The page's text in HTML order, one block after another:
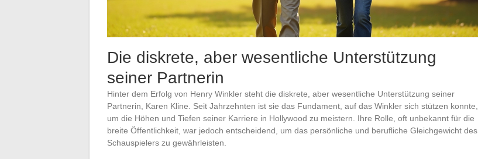
Die diskrete, aber wesentliche Unterstützung
seiner Partnerin
Hinter dem Erfolg von Henry Winkler steht die diskrete, aber wesentliche Unterstützung seiner
Partnerin, Karen Kline. Seit Jahrzehnten ist sie das Fundament, auf das Winkler sich stützen konnte,
um die Höhen und Tiefen seiner Karriere in Hollywood zu meistern. Ihre Rolle, oft unbekannt für die
breite Öffentlichkeit, war jedoch entscheidend, um das persönliche und berufliche Gleichgewicht des
Schauspielers zu gewährleisten.